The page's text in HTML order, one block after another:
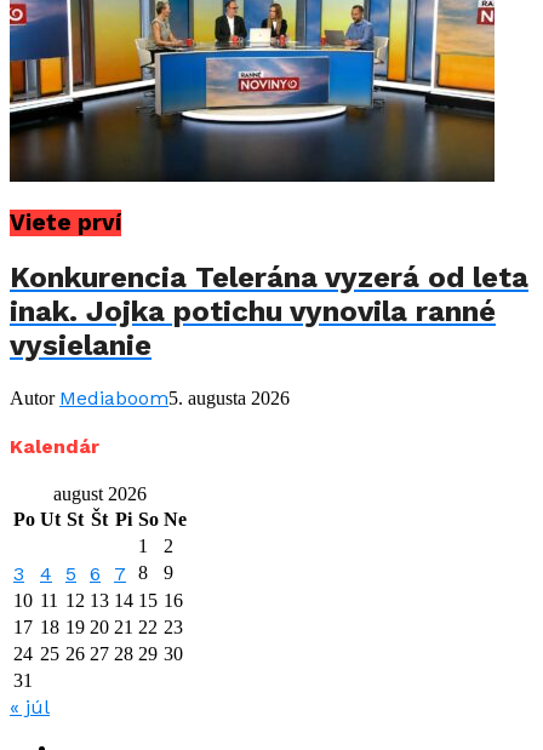
Viete prví
Konkurencia Telerána vyzerá od leta
inak. Jojka potichu vynovila ranné
vysielanie
Autor Mediaboom5. augusta 2026
Kalendár
august 2026
Po Ut St Št Pi So Ne
1
2
3 4 5 6 7 8
9
10 11 12 13 14 15 16
17 18 19 20 21 22 23
24 25 26 27 28 29 30
31
« júl